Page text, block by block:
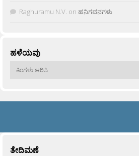
Raghuramu N.V. on ಹನಿಗವನಗಳು
ಹಳೆಯವು
ಹಳೆಯವು
ತೇದಿಮಣೆ